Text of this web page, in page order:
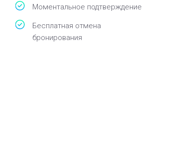
Моментальное подтверждение
Бесплатная отмена
бронирования